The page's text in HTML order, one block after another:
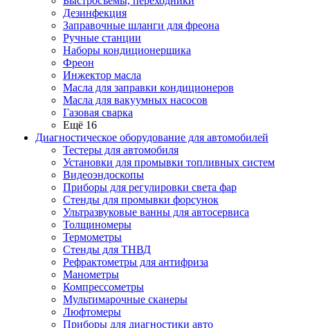
Дезинфекция
Заправочные шланги для фреона
Ручные станции
Наборы кондиционерщика
Фреон
Инжектор масла
Масла для заправки кондиционеров
Масла для вакуумных насосов
Газовая сварка
Ещё 16
Диагностическое оборудование для автомобилей
Тестеры для автомобиля
Установки для промывки топливных систем
Видеоэндоскопы
Приборы для регулировки света фар
Стенды для промывки форсунок
Ультразвуковые ванны для автосервиса
Толщиномеры
Термометры
Стенды для ТНВД
Рефрактометры для антифриза
Манометры
Компрессометры
Мультимарочные сканеры
Люфтомеры
Приборы для диагностики авто